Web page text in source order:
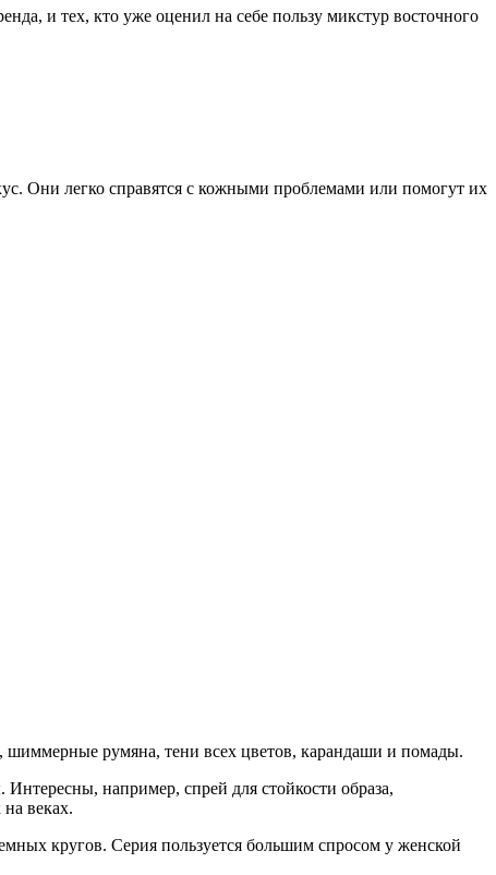
и тех, кто уже оценил на себе пользу микстур восточного
Они легко справятся с кожными проблемами или помогут их
румяна, тени всех цветов, карандаши и помады.
например, спрей для стойкости образа,
веках.
кругов. Серия пользуется большим спросом у женской